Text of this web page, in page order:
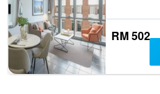
RM 502